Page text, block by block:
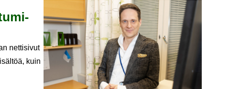
nettisivut
kuin